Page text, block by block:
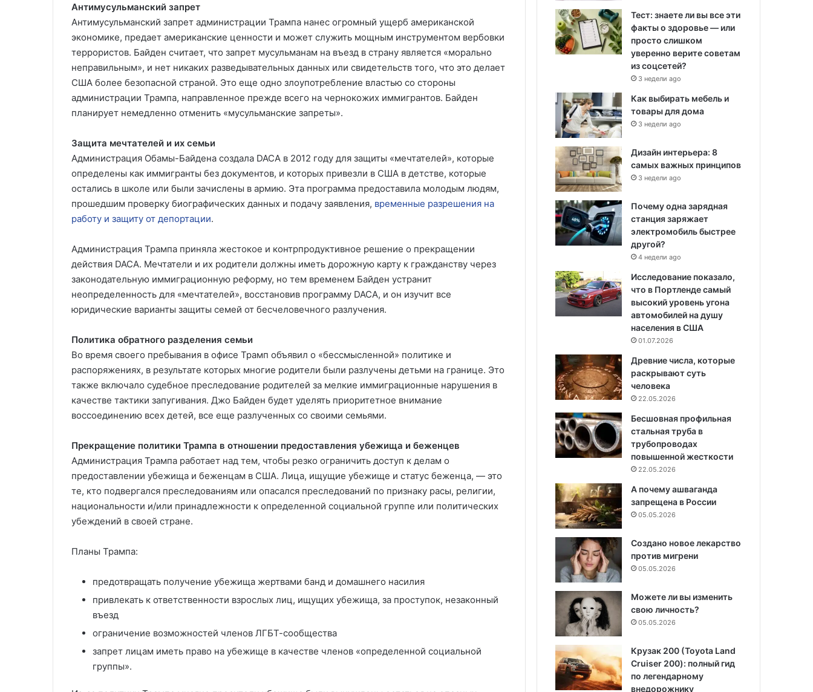
Антимусульманский запрет
Антимусульманский запрет администрации Трампа нанес огромный ущерб американской
экономике, предает американские ценности и может служить мощным инструментом вербовки
террористов. Байден считает, что запрет мусульманам на въезд в страну является «морально
неправильным», и нет никаких разведывательных данных или свидетельств того, что это делает
США более безопасной страной. Это еще одно злоупотребление властью со стороны
администрации Трампа, направленное прежде всего на чернокожих иммигрантов. Байден
планирует немедленно отменить «мусульманские запреты».
Защита мечтателей и их семьи
Администрация Обамы-Байдена создала DACA в 2012 году для защиты «мечтателей», которые
определены как иммигранты без документов, и которых привезли в США в детстве, которые
остались в школе или были зачислены в армию. Эта программа предоставила молодым людям,
прошедшим проверку биографических данных и подачу заявления, временные разрешения на
работу и защиту от депортации.
Администрация Трампа приняла жестокое и контрпродуктивное решение о прекращении
действия DACA. Мечтатели и их родители должны иметь дорожную карту к гражданству через
законодательную иммиграционную реформу, но тем временем Байден устранит
неопределенность для «мечтателей», восстановив программу DACA, и он изучит все
юридические варианты защиты семей от бесчеловечного разлучения.
Политика обратного разделения семьи
Во время своего пребывания в офисе Трамп объявил о «бессмысленной» политике и
распоряжениях, в результате которых многие родители были разлучены детьми на границе. Это
также включало судебное преследование родителей за мелкие иммиграционные нарушения в
качестве тактики запугивания. Джо Байден будет уделять приоритетное внимание
воссоединению всех детей, все еще разлученных со своими семьями.
Прекращение политики Трампа в отношении предоставления убежища и беженцев
Администрация Трампа работает над тем, чтобы резко ограничить доступ к делам о
предоставлении убежища и беженцам в США. Лица, ищущие убежище и статус беженца, — это
те, кто подвергался преследованиям или опасался преследований по признаку расы, религии,
национальности и/или принадлежности к определенной социальной группе или политических
убеждений в своей стране.
Планы Трампа:
предотвращать получение убежища жертвами банд и домашнего насилия
привлекать к ответственности взрослых лиц, ищущих убежища, за проступок, незаконный
въезд
ограничение возможностей членов ЛГБТ-сообщества
запрет лицам иметь право на убежище в качестве членов «определенной социальной
группы».
Тест: знаете ли вы все эти
факты о здоровье — или
просто слишком
уверенно верите советам
из соцсетей?
3 недели ago
Как выбирать мебель и
товары для дома
3 недели ago
Дизайн интерьера: 8
самых важных принципов
3 недели ago
Почему одна зарядная
станция заряжает
электромобиль быстрее
другой?
4 недели ago
Исследование показало,
что в Портленде самый
высокий уровень угона
автомобилей на душу
населения в США
01.07.2026
Древние числа, которые
раскрывают суть
человека
22.05.2026
Бесшовная профильная
стальная труба в
трубопроводах
повышенной жесткости
22.05.2026
А почему ашваганда
запрещена в России
05.05.2026
Создано новое лекарство
против мигрени
05.05.2026
Можете ли вы изменить
свою личность?
05.05.2026
Крузак 200 (Toyota Land
Cruiser 200): полный гид
по легендарному
внедорожнику